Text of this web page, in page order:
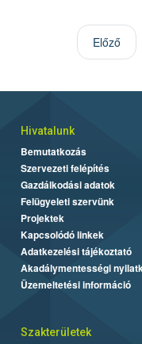
Előző
Hivatalunk
Bemutatkozás
Szervezeti felépítés
Gazdálkodási adatok
Felügyeleti szervünk
Projektek
Kapcsolódó linkek
Adatkezelési tájékoztató
Akadálymentességi
Üzemeltetési információ
Szakterületek